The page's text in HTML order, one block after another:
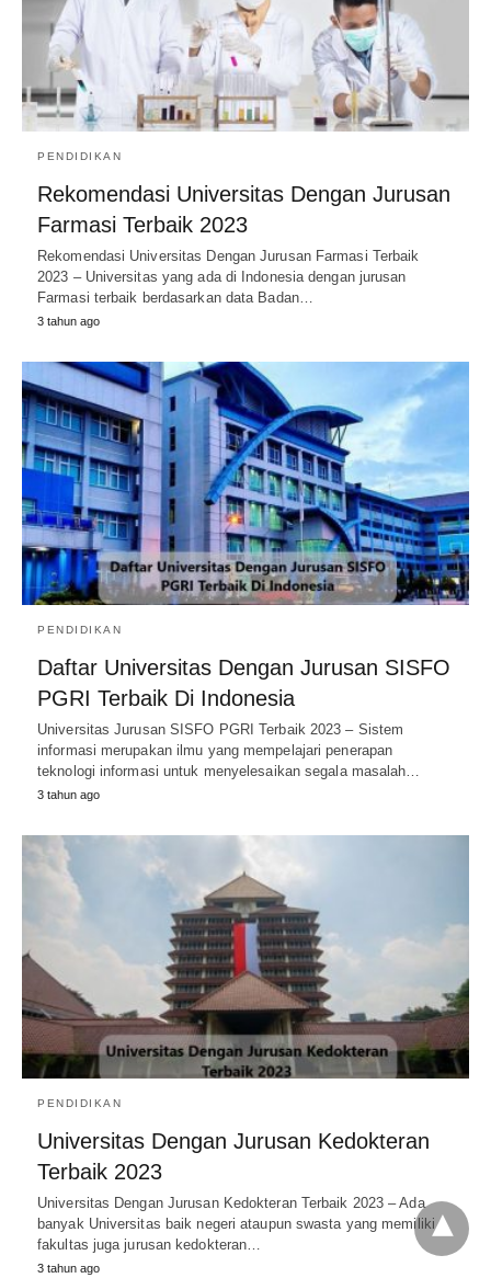
PENDIDIKAN
Rekomendasi Universitas Dengan Jurusan
Farmasi Terbaik 2023
Rekomendasi Universitas Dengan Jurusan Farmasi Terbaik
2023 – Universitas yang ada di Indonesia dengan jurusan
Farmasi terbaik berdasarkan data Badan…
3 tahun ago
PENDIDIKAN
Daftar Universitas Dengan Jurusan SISFO
PGRI Terbaik Di Indonesia
Universitas Jurusan SISFO PGRI Terbaik 2023 – Sistem
informasi merupakan ilmu yang mempelajari penerapan
teknologi informasi untuk menyelesaikan segala masalah…
3 tahun ago
PENDIDIKAN
Universitas Dengan Jurusan Kedokteran
Terbaik 2023
Universitas Dengan Jurusan Kedokteran Terbaik 2023 – Ada
banyak Universitas baik negeri ataupun swasta yang memiliki
fakultas juga jurusan kedokteran…
3 tahun ago